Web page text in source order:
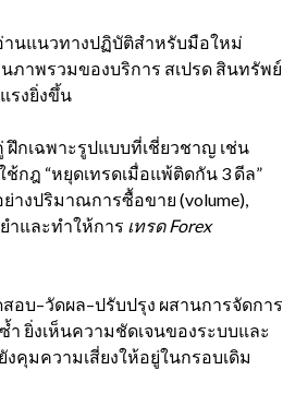
านแนวทางปฏิบัติสำหรับมือใหม่
ภาพรวมของบริการ สเปรด สินทรัพย์
รงยิ่งขึ้น
ฝึกเฉพาะรูปแบบที่เชี่ยวชาญ เช่น
กฎ “หยุดเทรดเมื่อแพ้ติดกัน 3 ดีล”
งปริมาณการซื้อขาย (volume),
ำและทำให้การ เทรด Forex
สอบ–วัดผล–ปรับปรุง ผสานการจัดการ
ำ ยิ่งเห็นความชัดเจนของระบบและ
คุมความเสี่ยงให้อยู่ในกรอบเดิม